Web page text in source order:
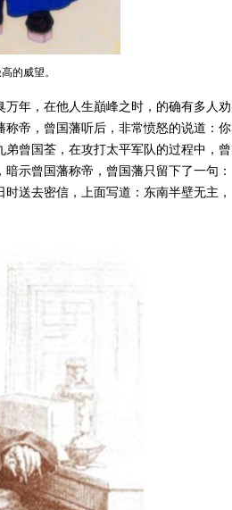
的威望。
年，在他人生巔峰之时，的确有多人劝
帝，曾国藩听后，非常愤怒的说道：你
曾国荃，在攻打太平军队的过程中，曾
示曾国藩称帝，曾国藩只留下了一句：
送去密信，上面写道：东南半壁无主，